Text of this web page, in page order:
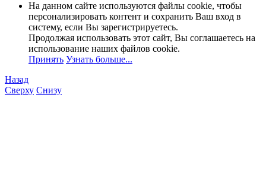
На данном сайте используются файлы cookie, чтобы
персонализировать контент и сохранить Ваш вход в
систему, если Вы зарегистрируетесь.
Продолжая использовать этот сайт, Вы соглашаетесь на
использование наших файлов cookie.
Принять Узнать больше...
Назад
Сверху Снизу